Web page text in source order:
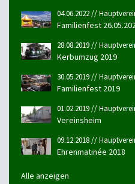
04.06.2022 //
Familienfest
28.08.2019 //
Kerbumzug 2019
30.05.2019 //
Familienfest 2019
01.02.2019 //
Vereinsheim
09.12.2018 //
Ehrenmatinée 2018
Alle anzeigen